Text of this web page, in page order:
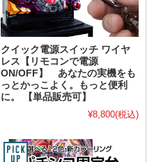
クイック電源スイッチ ワイヤ
レス【リモコンで電源
ON/OFF】 あなたの実機をも
っとかっこよく。もっと便利
に。 【単品販売可】
¥8,800(税込)